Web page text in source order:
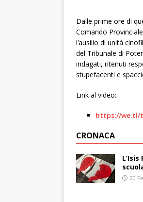
Dalle prime ore di
Comando
l’ausilio di unità
del Tribunale di
indagati, ritenuti
stupefacenti e
Link al video:
https://we.tl/
CRONACA
20